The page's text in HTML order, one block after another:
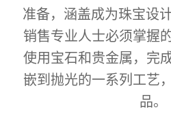
准备，涵盖成为珠宝设
销售专业人士必须掌握
使用宝石和贵金属，完
嵌到抛光的一系列工艺
品。